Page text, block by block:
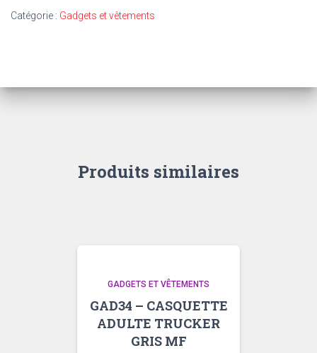
CASQUETTE
Catégorie : Gadgets et vêtements
Produits similaires
GADGETS ET VÊTEMENTS
GAD34 – CASQUETTE
ADULTE TRUCKER
GRIS MF